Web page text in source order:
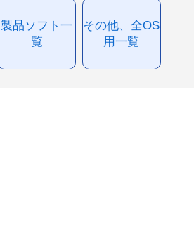
製品ソフト一
覧
その他、全OS
用一覧